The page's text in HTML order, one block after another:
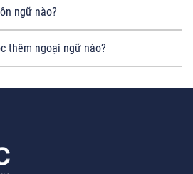
ngữ nào?
thêm ngoại ngữ nào?